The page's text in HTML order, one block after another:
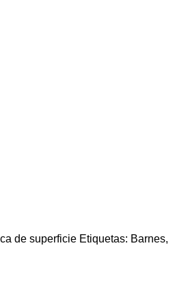
de superficie Etiquetas: Barnes,